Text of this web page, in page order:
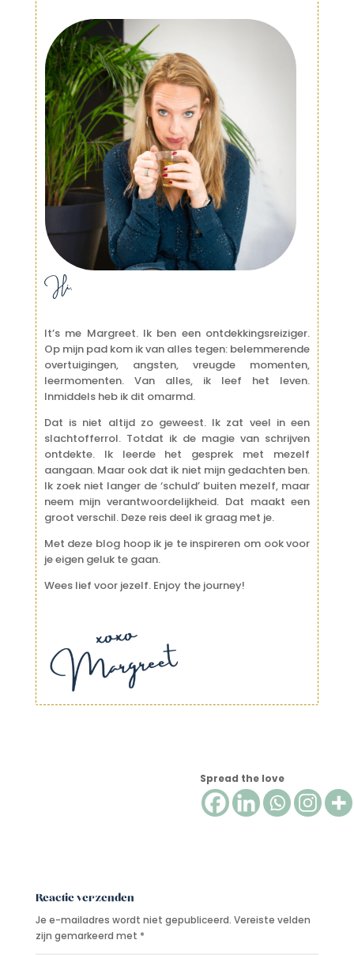
Hi,
It’s me Margreet. Ik ben een ontdekkingsreiziger.
Op mijn pad kom ik van alles tegen: belemmerende
overtuigingen, angsten, vreugde momenten,
leermomenten. Van alles, ik leef het leven.
Inmiddels heb ik dit omarmd.
Dat is niet altijd zo geweest. Ik zat veel in een
slachtofferrol. Totdat ik de magie van schrijven
ontdekte. Ik leerde het gesprek met mezelf
aangaan. Maar ook dat ik niet mijn gedachten ben.
Ik zoek niet langer de ‘schuld’ buiten mezelf, maar
neem mijn verantwoordelijkheid. Dat maakt een
groot verschil. Deze reis deel ik graag met je.
Met deze blog hoop ik je te inspireren om ook voor
je eigen geluk te gaan.
Wees lief voor jezelf. Enjoy the journey!
Spread the love
Reactie verzenden
Je e-mailadres wordt niet gepubliceerd. Vereiste velden
zijn gemarkeerd met *